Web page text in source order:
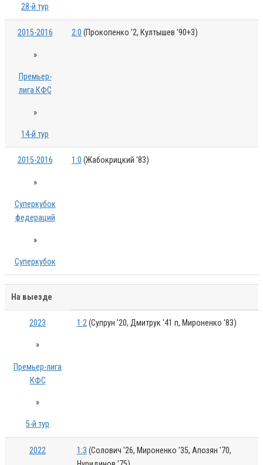
28-й тур
2015-2016
»
Премьер-
лига КФС
»
14-й тур
2:0 (Прокопенко '2, Култышев '90+3)
2015-2016
»
Суперкубок
федераций
»
Суперкубок
1:0 (Жабокрицкий '83)
На выезде
2023
»
Премьер-лига
КФС
»
5-й тур
1:2(Супрун '20, Дмитрук '41 п, Мироненко '83)
2022 1:3 (Солович '26, Мироненко '35, Апозян '70,